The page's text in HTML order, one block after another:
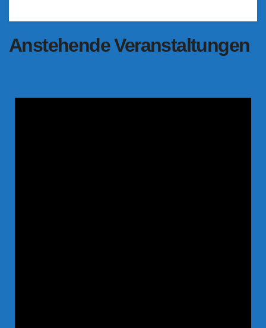
Anstehende Veranstaltungen